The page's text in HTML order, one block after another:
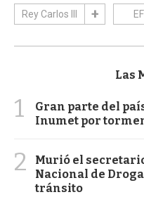
Rey Carlos III
Las
1
Gran parte del
Inumet por
2
Murió el
Nacional de
tránsito